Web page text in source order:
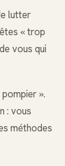
lutter
« trop
vous qui
».
: vous
méthodes